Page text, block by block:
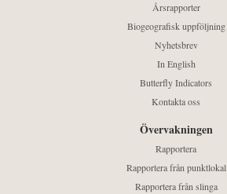
Årsrapporter
Biogeografisk uppföljning
Nyhetsbrev
In English
Butterfly Indicators
Kontakta oss
Övervakningen
Rapportera
Rapportera från punktlokal
Rapportera från slinga